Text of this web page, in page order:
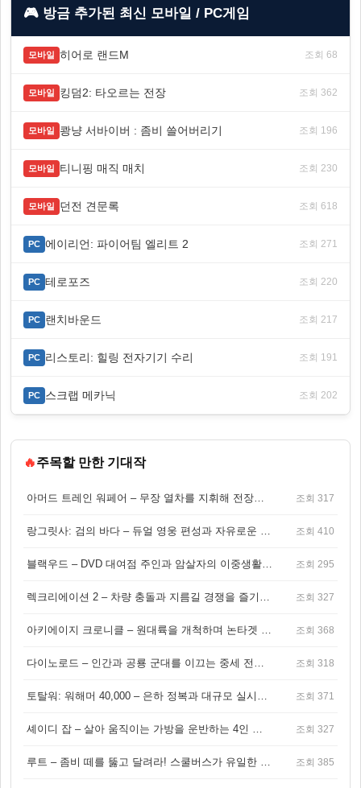
🎮 방금 추가된 최신 모바일 / PC게임
모바일 히어로 랜드M 조회 68
모바일 킹덤2: 타오르는 전장 조회 362
모바일 쾅냥 서바이버 : 좀비 쓸어버리기 조회 196
모바일 티니핑 매직 매치 조회 230
모바일 던전 견문록 조회 618
PC 에이리언: 파이어팀 엘리트 2 조회 271
PC 테로포즈 조회 220
PC 랜치바운드 조회 217
PC 리스토리: 힐링 전자기기 수리 조회 191
PC 스크랩 메카닉 조회 202
🔥주목할 만한 기대작
아머드 트레인 워페어 – 무장 열차를 지휘해 전장을 돌파하는 생존 전투 게임 조회 317
랑그릿사: 검의 바다 – 듀얼 영웅 편성과 자유로운 탐험을 결합한 판타지 전략 RPG 조회 410
블랙우드 – DVD 대여점 주인과 암살자의 이중생활을 그린 3인칭 액션 스릴러 게임 조회 295
렉크리에이션 2 – 차량 충돌과 지름길 경쟁을 즐기는 오픈월드 아케이드 레이싱 게임 조회 327
아키에이지 크로니클 – 원대륙을 개척하며 논타겟 전투를 즐기는 오픈월드 MMORPG 조회 368
다이노로드 – 인간과 공룡 군대를 이끄는 중세 전략 액션 RPG 조회 318
토탈워: 워해머 40,000 – 은하 정복과 대규모 실시간 전투가 결합된 전략 게임! 조회 371
셰이디 잡 – 살아 움직이는 가방을 운반하는 4인 협동 물리 어드벤처 게임 조회 327
루트 – 좀비 떼를 뚫고 달려라! 스쿨버스가 유일한 집이 되는 4인 협동 생존 게임 조회 385